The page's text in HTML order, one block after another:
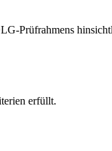
Prüfrahmens
erfüllt.